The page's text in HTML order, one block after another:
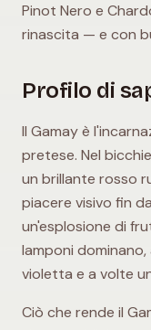
Pinot Nero e
rinascita — e con
Profilo di
Il Gamay è
pretese. Nel
un brillante rosso
piacere visivo fin
un'esplosione di
lamponi
violetta e a volte
Ciò che rende il